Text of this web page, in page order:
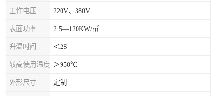
工作电压 220V、380V
表面功率 2.5—120KW/㎡
升温时间 ＜2S
较高使用温度 ＞950℃
外形尺寸 定制